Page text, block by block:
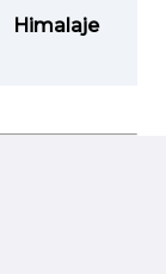
Himalaje